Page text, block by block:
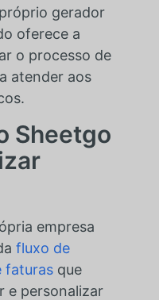
gerador
oferece a
o processo de
atender aos
Sheetgo
empresa
fluxo de
faturasque
e personalizar